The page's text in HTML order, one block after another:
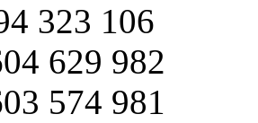
323 106
629 982
574 981